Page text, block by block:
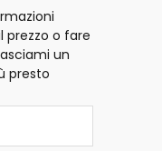
prezzo o fare
un
presto